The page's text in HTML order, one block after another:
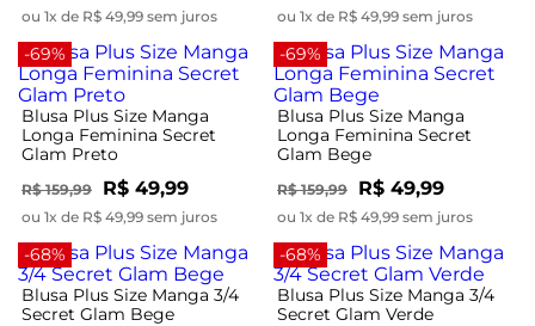
ou 1x de R$ 49,99 sem juros ou 1x de R$ 49,99 sem juros
-69%
Blusa Plus Size Manga
Longa Feminina Secret
Glam Preto
R$ 159,99 R$ 49,99
ou 1x de R$ 49,99 sem juros
-69%
Blusa Plus Size Manga
Longa Feminina Secret
Glam Bege
R$ 159,99 R$ 49,99
ou 1x de R$ 49,99 sem juros
-68%
Blusa Plus Size Manga 3/4
Secret Glam Bege
-68%
Blusa Plus Size Manga 3/4
Secret Glam Verde